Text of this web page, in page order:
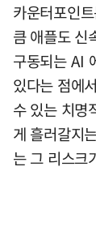
카운터포인
큼 애플도 신
구동되는 AI
있다는 점에
수 있는 치명
게 흘러갈지
는 그 리스크